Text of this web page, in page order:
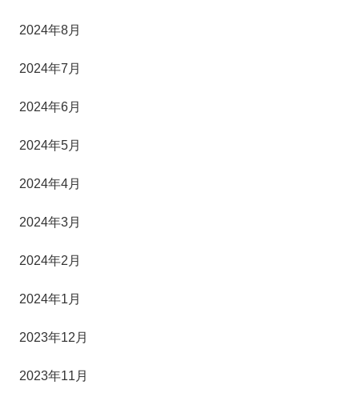
2024年8月
2024年7月
2024年6月
2024年5月
2024年4月
2024年3月
2024年2月
2024年1月
2023年12月
2023年11月